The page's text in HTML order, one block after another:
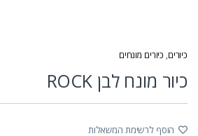
כיורים, כיורים מונחים
כיור מונח לבן ROCK
הוסף לרשימת המשאלות